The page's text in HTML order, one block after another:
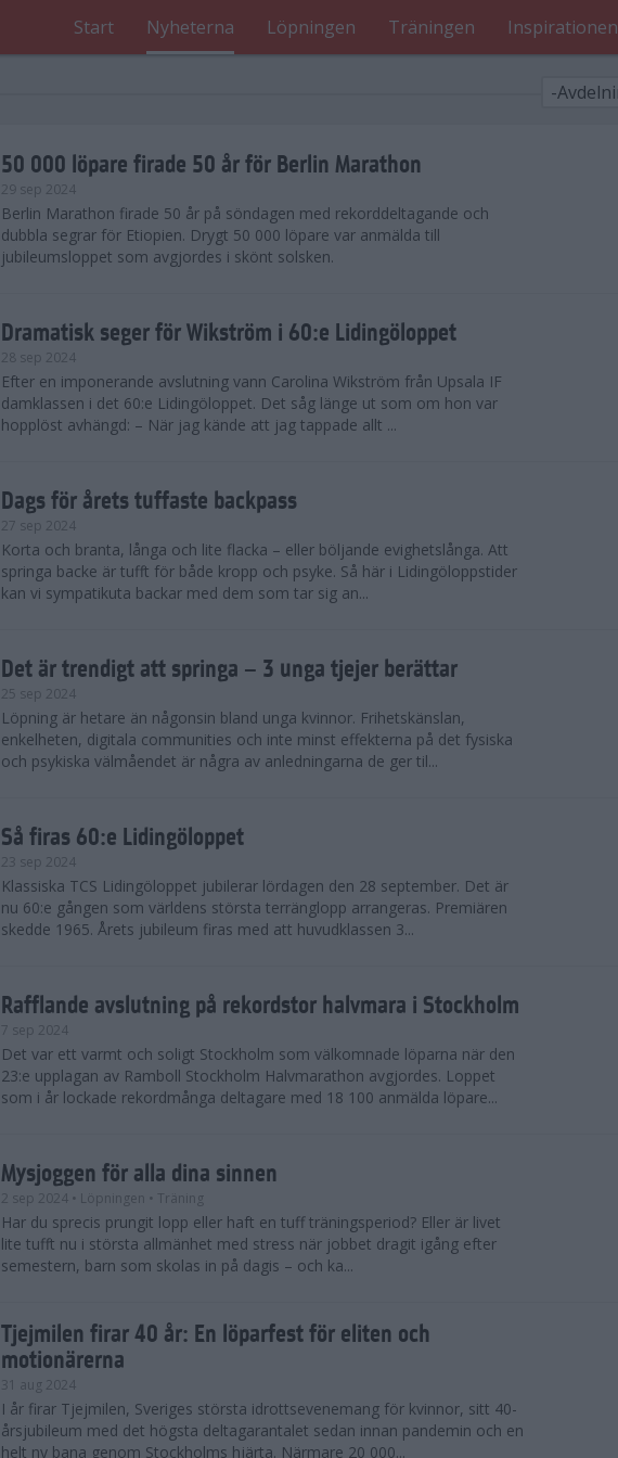
Start Nyheterna Löpningen Träningen Inspirationen
50 000 löpare firade 50 år för Berlin Marathon
29 sep 2024
Berlin Marathon firade 50 år på söndagen med rekorddeltagande och
dubbla segrar för Etiopien. Drygt 50 000 löpare var anmälda till
jubileumsloppet som avgjordes i skönt solsken.
Dramatisk seger för Wikström i 60:e Lidingöloppet
28 sep 2024
Efter en imponerande avslutning vann Carolina Wikström från Upsala IF
damklassen i det 60:e Lidingöloppet. Det såg länge ut som om hon var
hopplöst avhängd: – När jag kände att jag tappade allt ...
Dags för årets tuffaste backpass
27 sep 2024
Korta och branta, långa och lite flacka – eller böljande evighetslånga. Att
springa backe är tufft för både kropp och psyke. Så här i Lidingöloppstider
kan vi sympatikuta backar med dem som tar sig an...
Det är trendigt att springa – 3 unga tjejer berättar
25 sep 2024
Löpning är hetare än någonsin bland unga kvinnor. Frihetskänslan,
enkelheten, digitala communities och inte minst effekterna på det fysiska
och psykiska välmåendet är några av anledningarna de ger til...
Så firas 60:e Lidingöloppet
23 sep 2024
Klassiska TCS Lidingöloppet jubilerar lördagen den 28 september. Det är
nu 60:e gången som världens största terränglopp arrangeras. Premiären
skedde 1965. Årets jubileum firas med att huvudklassen 3...
Rafflande avslutning på rekordstor halvmara i Stockholm
7 sep 2024
Det var ett varmt och soligt Stockholm som välkomnade löparna när den
23:e upplagan av Ramboll Stockholm Halvmarathon avgjordes. Loppet
som i år lockade rekordmånga deltagare med 18 100 anmälda löpare...
Mysjoggen för alla dina sinnen
2 sep 2024 • Löpningen • Träning
Har du sprecis prungit lopp eller haft en tuff träningsperiod? Eller är livet
lite tufft nu i största allmänhet med stress när jobbet dragit igång efter
semestern, barn som skolas in på dagis – och ka...
Tjejmilen firar 40 år: En löparfest för eliten och
motionärerna
31 aug 2024
I år firar Tjejmilen, Sveriges största idrottsevenemang för kvinnor, sitt 40-
årsjubileum med det högsta deltagarantalet sedan innan pandemin och en
helt ny bana genom Stockholms hjärta. Närmare 20 000...